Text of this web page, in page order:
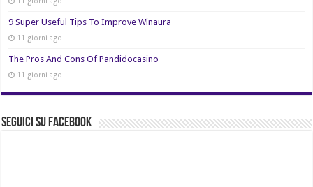
9 Super Useful Tips To Improve Winaura
11 giorni ago
The Pros And Cons Of Pandidocasino
11 giorni ago
Seguici su Facebook